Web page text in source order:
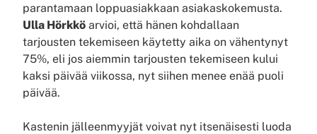
parantamaan loppuasiakkaan asiakaskokemusta.
Ulla Hörkkö arvioi, että hänen kohdallaan
tarjousten tekemiseen käytetty aika on vähentynyt
75%, eli jos aiemmin tarjousten tekemiseen kului
kaksi päivää viikossa, nyt siihen menee enää puoli
päivää.
Kastenin jälleenmyyjät voivat nyt itsenäisesti luoda